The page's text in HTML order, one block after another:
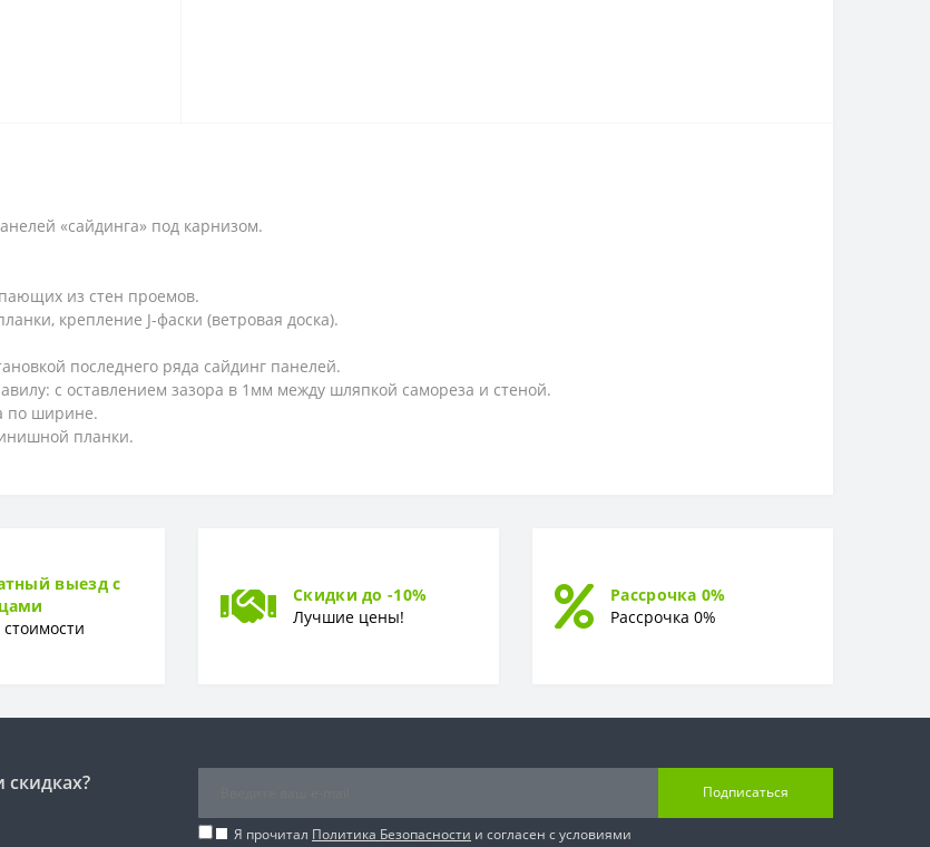
«сайдинга» под карнизом.
из стен проемов.
крепление J-фаски (ветровая доска).
последнего ряда сайдинг панелей.
с оставлением зазора в 1мм между шляпкой самореза и стеной.
по ширине.
планки.
выезд с
стоимости
Скидки до -10%
Лучшие цены!
Рассрочка 0%
Рассрочка 0%
Подписаться
Я прочитал Политика Безопасности и согласен с условиями